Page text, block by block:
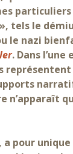
particuliers
tels le
le nazi
. Dans l’une
n’apparaît
a pour